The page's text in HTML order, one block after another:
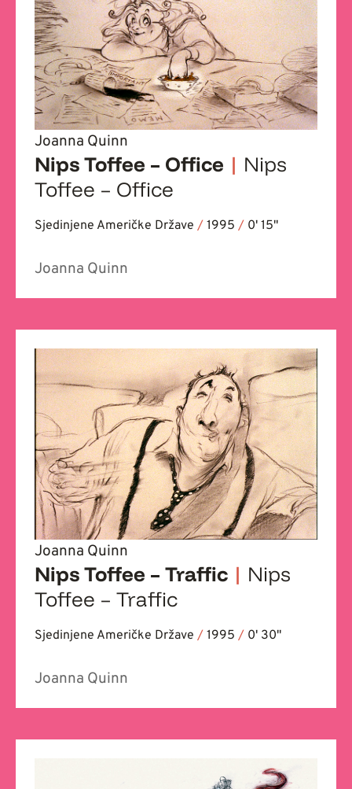
Joanna Quinn
Nips Toffee – Office | Nips
Toffee – Office
Sjedinjene Američke Države / 1995 / 0' 15''
Joanna Quinn
Joanna Quinn
Nips Toffee – Traffic | Nips
Toffee – Traffic
Sjedinjene Američke Države / 1995 / 0' 30''
Joanna Quinn